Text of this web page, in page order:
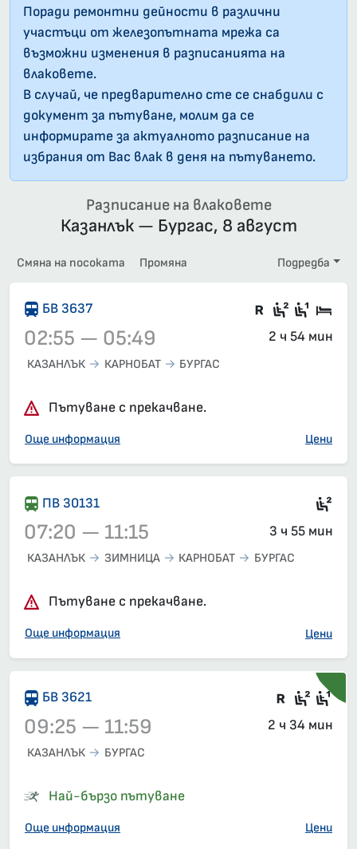
Поради ремонтни дейности в различни
участъци от железопътната мрежа са
възможни изменения в разписанията на
влаковете.
В случай, че предварително сте се снабдили с
документ за пътуване, молим да се
информирате за актуалното разписание на
избрания от Вас влак в деня на пътуването.
Разписание на влаковете
Казанлък — Бургас, 8 август
Смяна на посоката Промяна Подредба
БВ 3637 Влак със
Седящи
02:55 — 05:49 2 ч 54 мин
КАЗАНЛЪК КАРНОБАТ БУРГАС
Пътуване с прекачване.
Още информация Цени
ПВ 30131
07:20 — 11:15 3 ч 55 мин
КАЗАНЛЪК ЗИМНИЦА КАРНОБАТ БУРГАС
Пътуване с прекачване.
Още информация Цени
БВ 3621 Във
09:25 — 11:59 2 ч 34 мин
КАЗАНЛЪК БУРГАС
Най-бързо пътуване
Още информация Цени